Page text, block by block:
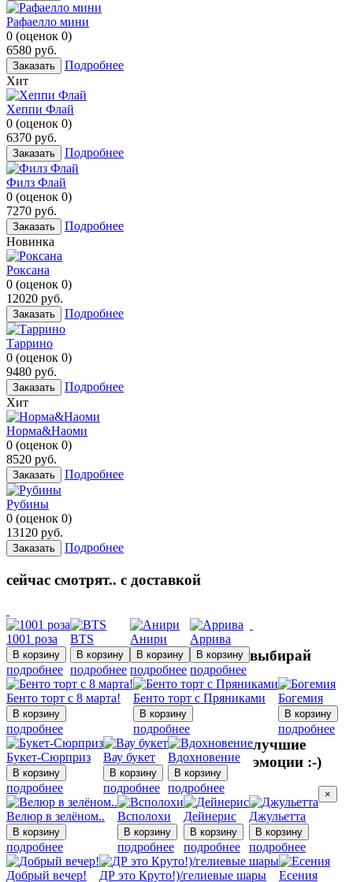
Рафаелло мини
0 (оценок 0)
6580 руб.
Заказать
Подробнее
Хит
Хеппи Флай
0 (оценок 0)
6370 руб.
Заказать Подробнее
Филз Флай
0 (оценок 0)
7270 руб.
Заказать
Подробнее
Новинка
Роксана
0 (оценок 0)
12020 руб.
Заказать Подробнее
Таррино
0 (оценок 0)
9480 руб.
Заказать
Подробнее
Хит
Норма&Наоми
0 (оценок 0)
8520 руб.
Заказать Подробнее
Рубины
0 (оценок 0)
13120 руб.
Заказать Подробнее
сейчас смотрят.. с доставкой
1001 роза
подробнее
BTS
подробнее
Анири
подробнее
Аррива
подробнее
Бенто торт с 8 марта!
подробнее
Бенто торт с Пряниками
подробнее
Богемия
подробнее
Букет-Сюрприз
подробнее
Вау букет
подробнее
Вдохновение
подробнее
Велюр в зелёном..
подробнее
Всполохи
подробнее
Дейнерис
подробнее
Джульетта
подробнее
Добрый вечер! ДР это Круто!)/гелиевые шары Есения
выбирай
лучшие
эмоции :-)
×